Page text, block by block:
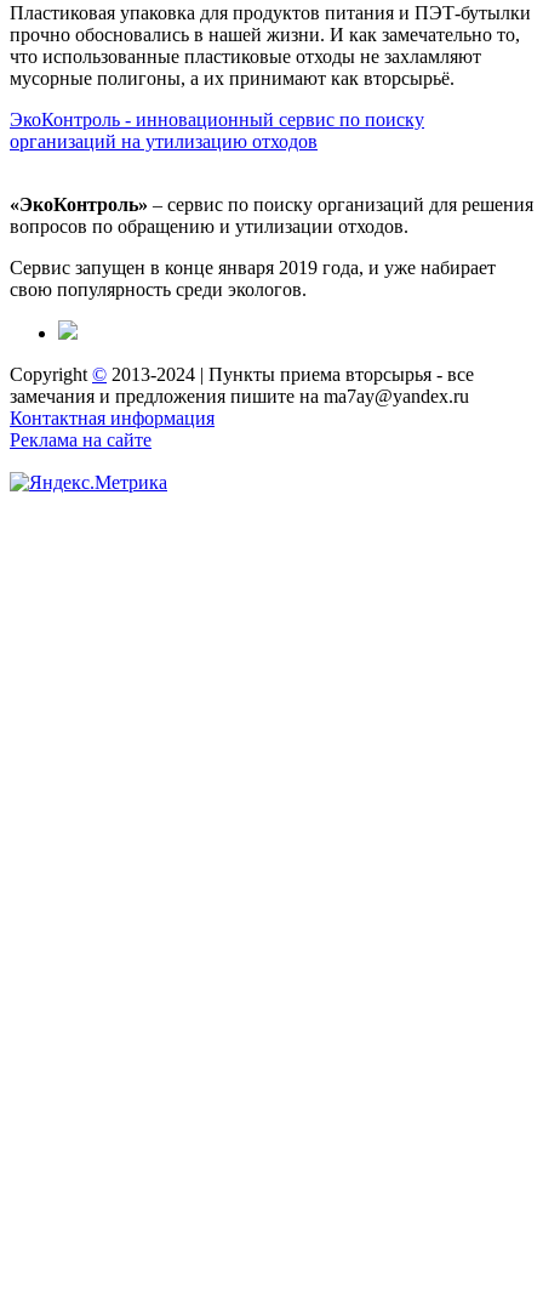
Пластиковая упаковка для продуктов питания и ПЭТ-бутылки
прочно обосновались в нашей жизни. И как замечательно то,
что использованные пластиковые отходы не захламляют
мусорные полигоны, а их принимают как вторсырьё.
ЭкоКонтроль - инновационный сервис по поиску
организаций на утилизацию отходов
«ЭкоКонтроль» – сервис по поиску организаций для решения
вопросов по обращению и утилизации отходов.
Сервис запущен в конце января 2019 года, и уже набирает
свою популярность среди экологов.
Copyright © 2013-2024 | Пункты приема вторсырья - все
замечания и предложения пишите на ma7ay@yandex.ru
Контактная информация
Реклама на сайте